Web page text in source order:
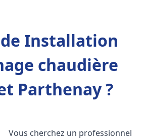
Installation
chaudière
Parthenay ?
Vous cherchez un professionnel